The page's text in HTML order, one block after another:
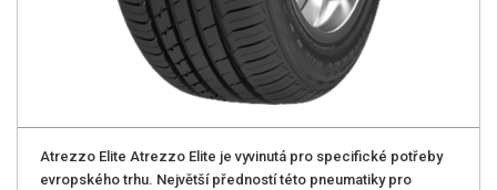
Atrezzo Elite Atrezzo Elite je vyvinutá pro specifické potřeby
evropského trhu. Největší předností této pneumatiky pro